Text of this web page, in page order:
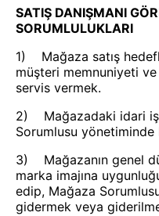
SATIŞ DANIŞMANI
SORUMLULUKLARI
1) Mağaza satış
müşteri memnuniyeti ve
servis vermek.
2) Mağazadaki idari
Sorumlusu yönetiminde
3) Mağazanın genel
marka imajına
edip, Mağaza
gidermek veya